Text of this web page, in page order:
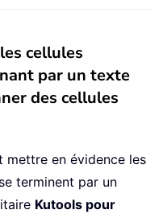
cellules
par un texte
des cellules
mettre en évidence les
terminent par un
Kutools pour